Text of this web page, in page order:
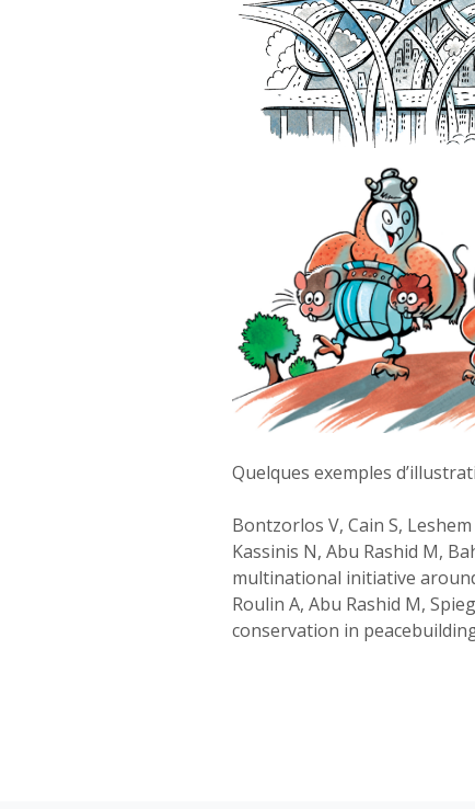
Quelques exemples
Bontzorlos V, Cain S,
Kassinis N, Abu Rashid M,
multinational initiative
Roulin A, Abu Rashid M,
conservation in